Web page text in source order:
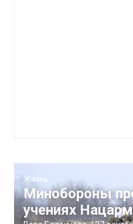
Жизнь
Минобороны
учениях